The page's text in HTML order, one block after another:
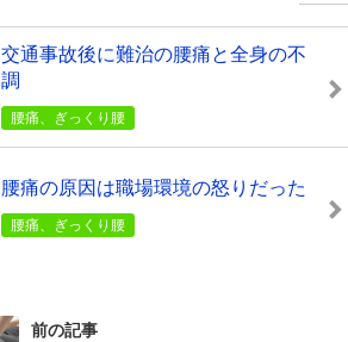
交通事故後に難治の腰痛と全身の不
調
腰痛、ぎっくり腰
腰痛の原因は職場環境の怒りだった
腰痛、ぎっくり腰
前の記事